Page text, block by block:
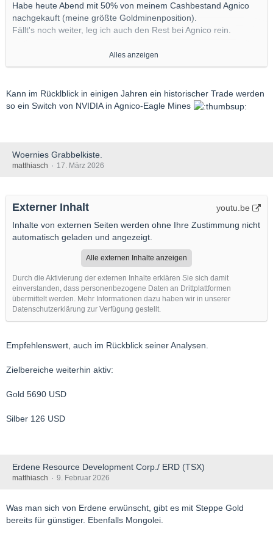
Juni 2026 endende Quartal wird das Unternehmen in seiner
Kapitalflussrechnung eine Zwischensumme – „operativer
Cashflow vor strategischen Goldkäufen“ – ausweisen, die es
Generierung unabhängig von periodenspezifischen
Entscheidungen zur Treasury-Allokation zu beurteilen.
Liquiditätsposition“ (Zahlungsmittel und
Zahlungsmitteläquivalente zuzüglich physischer Goldbarren) als
ermöglichen. Diese Kennzahlen ergänzen den IFRS-
Jahresabschluss des Unternehmens, ersetzen ihn jedoch nicht.
Habe heute Abend mit 50% von meinem Cashbestand Agnico
nachgekauft (meine größte Goldminenposition).
Fällt's noch weiter, leg ich auch den Rest bei Agnico rein.
Hatte mich am Montag von ca. 60% meiner Nvidia-Aktien
getrennt...glaube hier ist vorerst mal die Luft raus.
Lg meggy
Alles anzeigen
Kann im Rücklblick in einigen Jahren ein historischer Trade werden
so ein Switch von NVIDIA in Agnico-Eagle Mines
Woernies Grabbelkiste.
matthiasch 17. März 2026
Externer Inhalt
youtu.be
Inhalte von externen Seiten werden ohne Ihre Zustimmung nicht
automatisch geladen und angezeigt.
Alle externen Inhalte anzeigen
Durch die Aktivierung der externen Inhalte erklären Sie sich damit
einverstanden, dass personenbezogene Daten an Drittplattformen
übermittelt werden. Mehr Informationen dazu haben wir in unserer
Datenschutzerklärung zur Verfügung gestellt.
Empfehlenswert, auch im Rückblick seiner Analysen.
Zielbereiche weiterhin aktiv:
Gold 5690 USD
Silber 126 USD
Erdene Resource Development Corp./ ERD (TSX)
matthiasch 9. Februar 2026
Was man sich von Erdene erwünscht, gibt es mit Steppe Gold
bereits für günstiger. Ebenfalls Mongolei.